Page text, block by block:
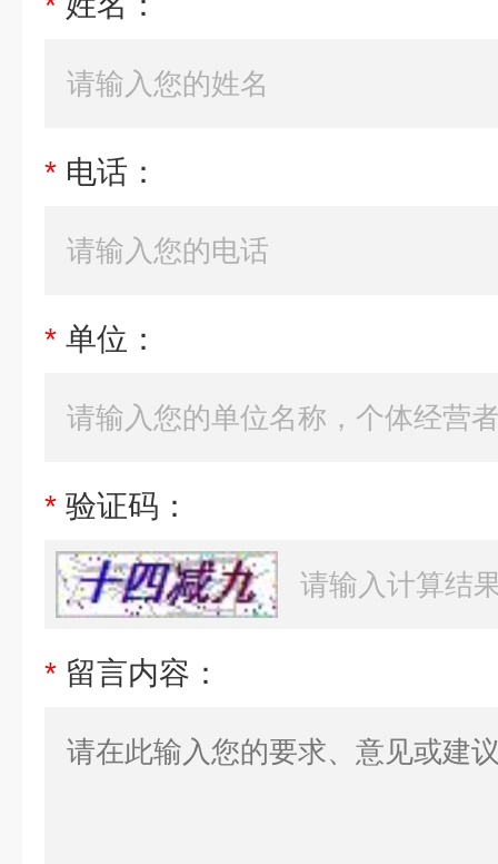
* 电话：
* 单位：
* 验证码：
* 留言内容：